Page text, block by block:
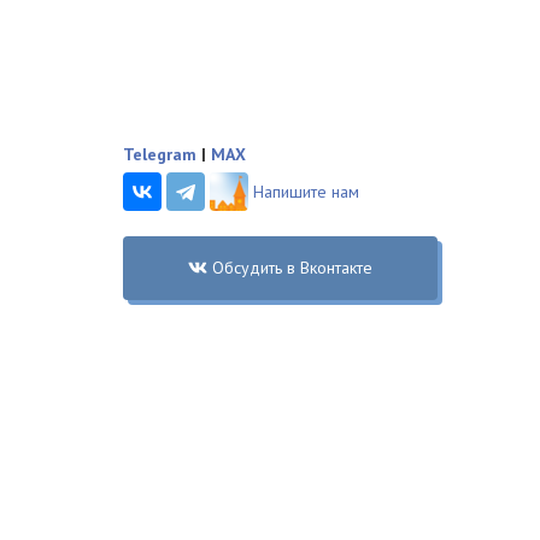
Telegram | MAX
Напишите нам
Обсудить в Вконтакте